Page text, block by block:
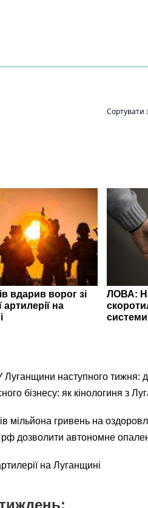
вдарив ворог зі
на
ЛОВА:
Луганщини наступного тижня:
бізнесу: як кінологиня з
мільйона гривень на
дозволити автономне
на Луганщині